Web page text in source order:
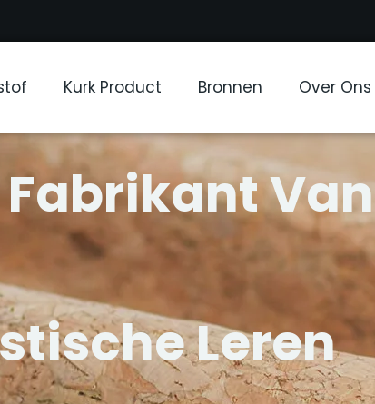
Kurk Product Bronnen Over Ons
Van
Leren